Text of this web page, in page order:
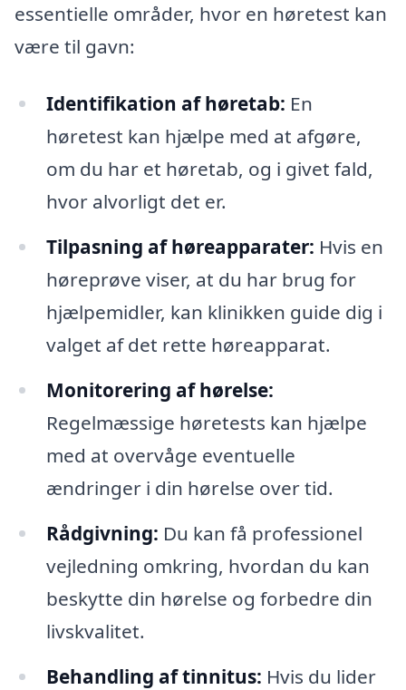
essentielle områder, hvor en høretest kan
være til gavn:
Identifikation af høretab: En
høretest kan hjælpe med at afgøre,
om du har et høretab, og i givet fald,
hvor alvorligt det er.
Tilpasning af høreapparater: Hvis en
høreprøve viser, at du har brug for
hjælpemidler, kan klinikken guide dig i
valget af det rette høreapparat.
Monitorering af hørelse:
Regelmæssige høretests kan hjælpe
med at overvåge eventuelle
ændringer i din hørelse over tid.
Rådgivning: Du kan få professionel
vejledning omkring, hvordan du kan
beskytte din hørelse og forbedre din
livskvalitet.
Behandling af tinnitus: Hvis du lider